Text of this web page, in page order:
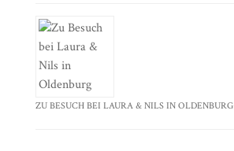
ZU BESUCH BEI LAURA & NILS IN OLDENBURG